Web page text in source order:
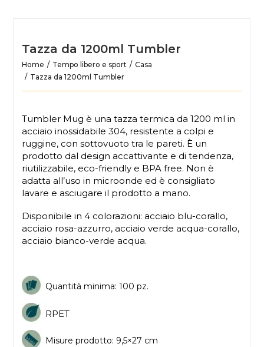
Tazza da 1200ml Tumbler
Home Tempo libero e sport
Casa
Tazza da 1200ml Tumbler
Tumbler Mug è una tazza termica da 1200 ml in
acciaio inossidabile 304, resistente a colpi e
ruggine, con sottovuoto tra le pareti. È un
prodotto dal design accattivante e di tendenza,
riutilizzabile, eco-friendly e BPA free. Non è
adatta all’uso in microonde ed è consigliato
lavare e asciugare il prodotto a mano.
Disponibile in 4 colorazioni: acciaio blu-corallo,
acciaio rosa-azzurro, acciaio verde acqua-corallo,
acciaio bianco-verde acqua.
Quantità minima: 100 pz.
RPET
Misure prodotto: 9,5×27 cm